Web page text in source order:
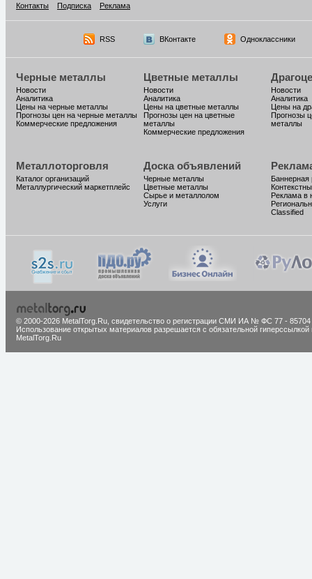
Контакты
Подписка Реклама
RSS ВКонтакте Одноклассники
Черные металлы
Новости
Аналитика
Цены на черные металлы
Прогнозы цен на черные металлы
Коммерческие предложения
Цветные металлы
Новости
Аналитика
Цены на цветные металлы
Прогнозы цен на цветные
металлы
Коммерческие предложения
Новости
Аналитика
Цены на
Прогнозы
металлы
Металлоторговля
Каталог организаций
Металлургический маркетплейс
Доска объявлений
Черные металлы
Цветные металлы
Сырье и металлолом
Услуги
Баннерная
Реклама в
Classified
© 2000-2026 MetalTorg.Ru, cвидетельство о регистрации СМИ ИА № ФС 77 - 85704
Использование открытых материалов разрешается с обязательной гиперссылкой
MetalTorg.Ru